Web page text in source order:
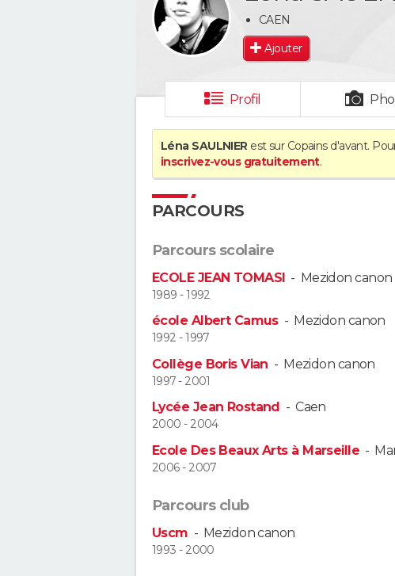
CAEN
Ajouter
Profil
Léna SAULNIER est sur Copains d'avant.
inscrivez-vous gratuitement.
PARCOURS
Parcours scolaire
ECOLE JEAN TOMASI - Mezidon canon
1989 - 1992
école Albert Camus- Mezidon canon
1992 - 1997
Collège Boris Vian - Mezidon canon
1997 - 2001
Lycée Jean Rostand -Caen
2000 - 2004
Ecole Des Beaux Arts à Marseille -
2006 - 2007
Parcours club
Uscm - Mezidon canon
1993 - 2000